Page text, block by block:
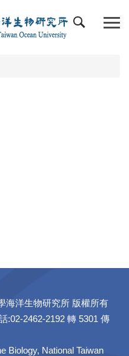
海洋生物研究所 版權所有
:02-2462-2192 轉 5301 傳
Biology, National Taiwan